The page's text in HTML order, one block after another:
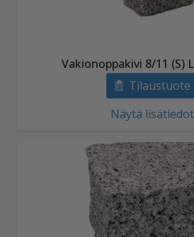
Vakionoppakivi 8/11 (S)
Tilaustuote
Näytä lisätiedot